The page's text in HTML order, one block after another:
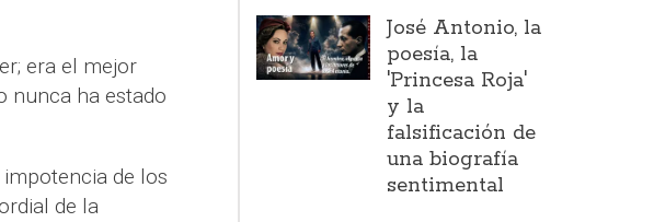
era el mejor
nunca ha estado
de los
de la
José Antonio, la
poesía, la
'Princesa Roja'
y la
falsificación de
una biografía
sentimental